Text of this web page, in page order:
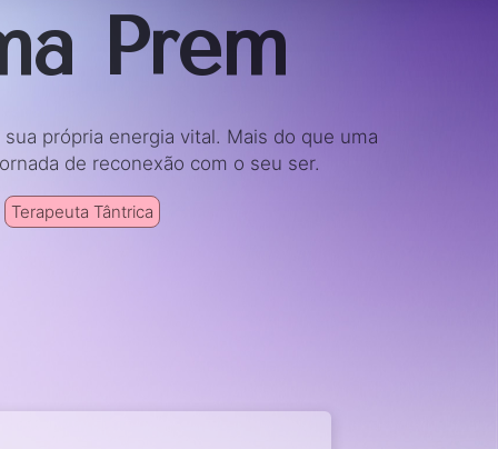
Prem
própria energia vital. Mais do que uma
de reconexão com o seu ser.
Terapeuta Tântrica